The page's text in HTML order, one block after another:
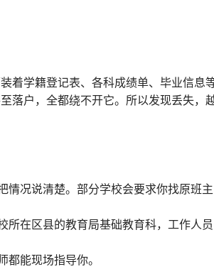
着学籍登记表、各科成绩单、毕业信息
落户，全都绕不开它。所以发现丢失，
况说清楚。部分学校会要求你找原班主
在区县的教育局基础教育科，工作人员
能现场指导你。